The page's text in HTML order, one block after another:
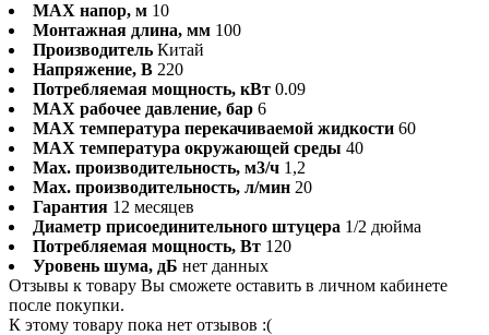
MAX напор, м 10
Монтажная длина, мм 100
Производитель Китай
Напряжение, В 220
Потребляемая мощность, кВт 0.09
MAX рабочее давление, бар 6
MAX температура перекачиваемой жидкости 60
MAX температура окружающей среды 40
Max. производительность, м3/ч 1,2
Max. производительность, л/мин 20
Гарантия 12 месяцев
Диаметр присоединительного штуцера 1/2 дюйма
Потребляемая мощность, Вт 120
Уровень шума, дБ нет данных
Отзывы к товару Вы сможете оставить в личном кабинете
после покупки.
К этому товару пока нет отзывов :(